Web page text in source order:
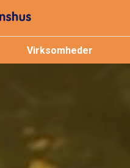
Virksomheder